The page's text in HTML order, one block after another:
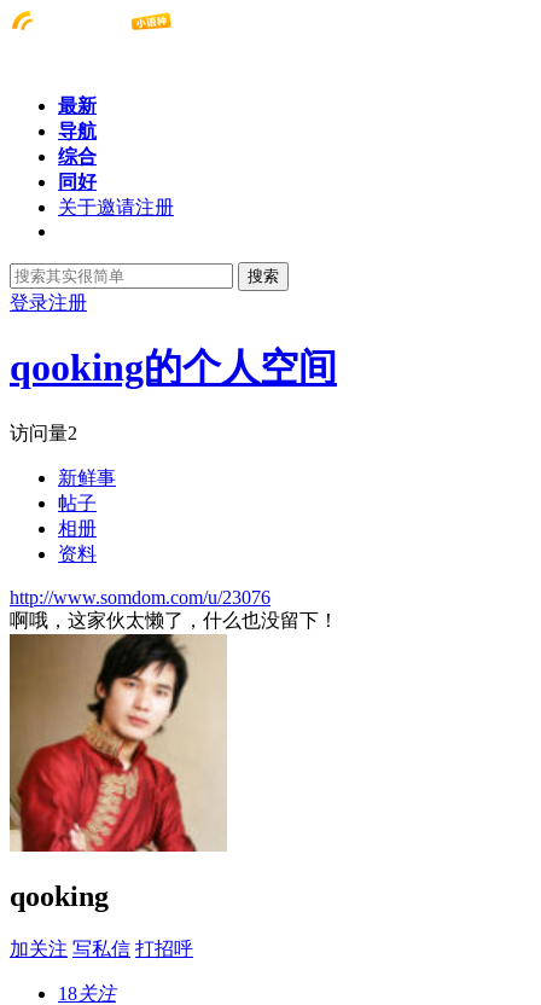
最新
导航
综合
同好
关于邀请注册
搜索
登录注册
qooking的个人空间
访问量2
新鲜事
帖子
相册
资料
http://www.somdom.com/u/23076
啊哦，这家伙太懒了，什么也没留下！
qooking
加关注 写私信 打招呼
18关注